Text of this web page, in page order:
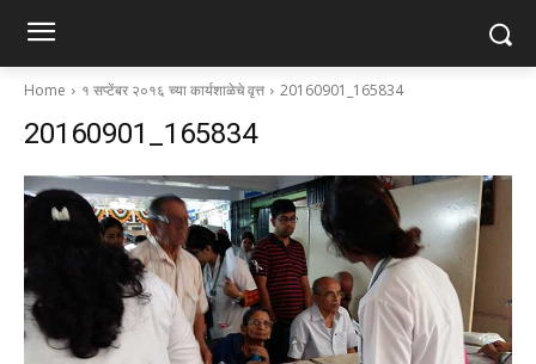
Home १ सप्टेंबर २०१६ च्या कार्यशाळेचे वृत्त 20160901_165834
20160901_165834